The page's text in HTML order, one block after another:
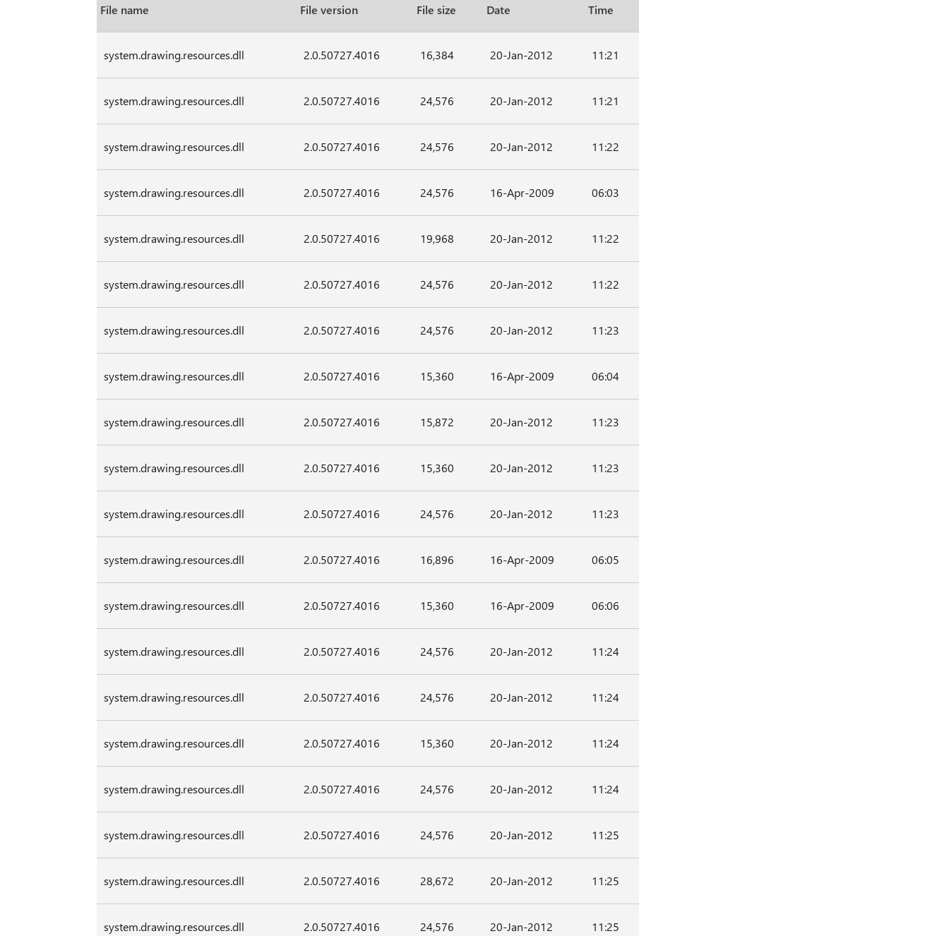
File name File version File size Date Time
system.drawing.resources.dll 2.0.50727.4016 16,384 20-Jan-2012 11:21
system.drawing.resources.dll 2.0.50727.4016 24,576 20-Jan-2012 11:21
system.drawing.resources.dll 2.0.50727.4016 24,576 20-Jan-2012 11:22
system.drawing.resources.dll 2.0.50727.4016 24,576 16-Apr-2009 06:03
system.drawing.resources.dll 2.0.50727.4016 19,968 20-Jan-2012 11:22
system.drawing.resources.dll 2.0.50727.4016 24,576 20-Jan-2012 11:22
system.drawing.resources.dll 2.0.50727.4016 24,576 20-Jan-2012 11:23
system.drawing.resources.dll 2.0.50727.4016 15,360 16-Apr-2009 06:04
system.drawing.resources.dll 2.0.50727.4016 15,872 20-Jan-2012 11:23
system.drawing.resources.dll 2.0.50727.4016 15,360 20-Jan-2012 11:23
system.drawing.resources.dll 2.0.50727.4016 24,576 20-Jan-2012 11:23
system.drawing.resources.dll 2.0.50727.4016 16,896 16-Apr-2009 06:05
system.drawing.resources.dll 2.0.50727.4016 15,360 16-Apr-2009 06:06
system.drawing.resources.dll 2.0.50727.4016 24,576 20-Jan-2012 11:24
system.drawing.resources.dll 2.0.50727.4016 24,576 20-Jan-2012 11:24
system.drawing.resources.dll 2.0.50727.4016 15,360 20-Jan-2012 11:24
system.drawing.resources.dll 2.0.50727.4016 24,576 20-Jan-2012 11:24
system.drawing.resources.dll 2.0.50727.4016 24,576 20-Jan-2012 11:25
system.drawing.resources.dll 2.0.50727.4016 28,672 20-Jan-2012 11:25
system.drawing.resources.dll 2.0.50727.4016 24,576 20-Jan-2012 11:25